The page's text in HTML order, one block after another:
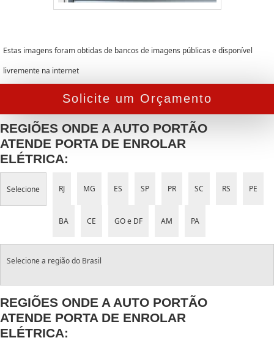
Estas imagens foram obtidas de bancos de imagens públicas e disponível
livremente na internet
Solicite um Orçamento
REGIÕES ONDE A AUTO PORTÃO
ATENDE PORTA DE ENROLAR
ELÉTRICA:
Selecione RJ MG ES SP PR SC RS PE
BA CE GO e DF AM PA
Selecione a região do Brasil
REGIÕES ONDE A AUTO PORTÃO
ATENDE PORTA DE ENROLAR
ELÉTRICA: